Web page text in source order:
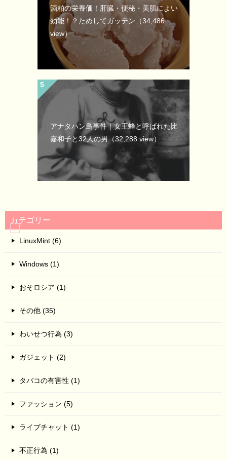
酒粕の栄養価！肝臓・便秘・美肌によい
効能！？ためしてガッテン （34,486
view）
アナタハン島事件｜女王蜂と呼ばれた比
嘉和子と32人の男（32,288 view）
カテゴリー
LinuxMint (6)
Windows (1)
おそロシア (1)
その他 (35)
わいせつ行為 (3)
ガジェット (2)
タバコの有害性 (1)
ファッション (5)
ライブチャット (1)
不正行為 (1)